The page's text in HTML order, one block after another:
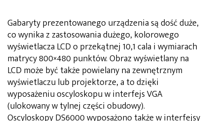
Gabaryty prezentowanego urządzenia są dość duże,
co wynika z zastosowania dużego, kolorowego
wyświetlacza LCD o przekątnej 10,1 cala i wymiarach
matrycy 800×480 punktów. Obraz wyświetlany na
LCD może być także powielany na zewnętrznym
wyświetlaczu lub projektorze, a to dzięki
wyposażeniu oscyloskopu w interfejs VGA
(ulokowany w tylnej części obudowy).
Oscyloskopy DS6000 wyposażono także w interfejsy